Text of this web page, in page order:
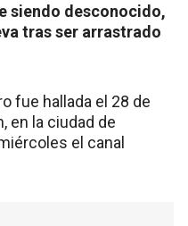
siendo desconocido,
tras ser arrastrado
fue hallada el 28 de
en la ciudad de
el canal